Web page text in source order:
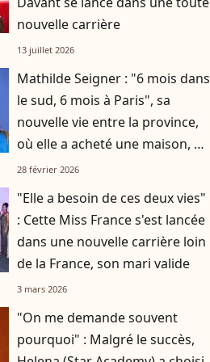
nouvelle carrière
13 juillet 2026
Mathilde Seigner : "6 mois dans
le sud, 6 mois à Paris", sa
nouvelle vie entre la province,
où elle a acheté une maison, et
la capitale
28 février 2026
"Elle a besoin de ces deux vies"
: Cette Miss France s'est lancée
dans une nouvelle carrière loin
de la France, son mari valide
3 mars 2026
"On me demande souvent
pourquoi" : Malgré le succès,